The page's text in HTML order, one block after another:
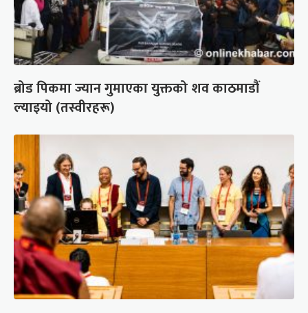
ब्रोड पिकमा ज्यान गुमाएका युक्तको शव काठमाडौं
ल्याइयो (तस्वीरहरू)